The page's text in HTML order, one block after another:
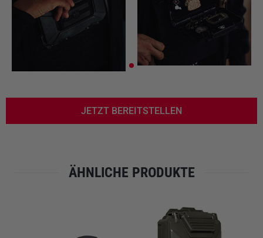
- Kestrel 5700 Sportsman und ähnliche Modelle
- Samsung Galaxy Note 10/10+ und ähnliche Modelle
- Alle IPhone Modelle
Bitte beachtet, dass die Thyrm DarkVaults-Comm nicht
JETZT BEREITSTELLEN
ÄHNLICHE PRODUKTE